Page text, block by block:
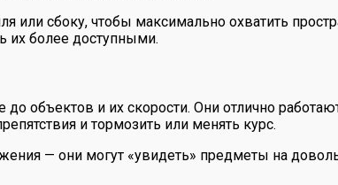
или сбоку, чтобы максимально охватить
их более доступными.
объектов и их скорости. Они отлично
и тормозить или менять курс.
— они могут «увидеть» предметы на